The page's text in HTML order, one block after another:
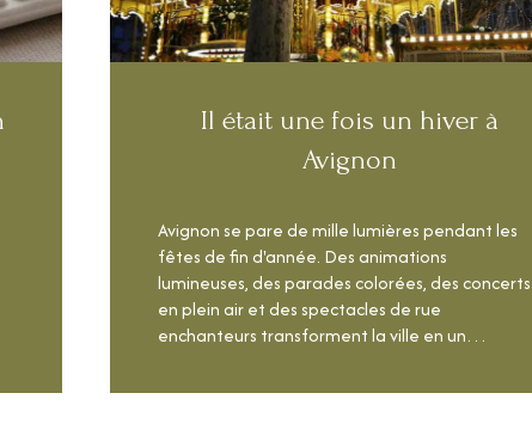
Il était une fois un hiver à
Avignon
Avignon se pare de mille lumières pendant les
fêtes de fin d'année. Des animations
lumineuses, des parades colorées, des concerts
en plein air et des spectacles de rue
enchanteurs transforment la ville en un
animées de jeux, de musique et de sourires. Les